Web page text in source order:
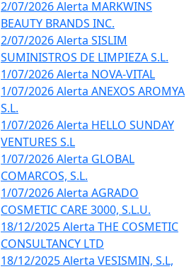
2/07/2026 Alerta MARKWINS
BEAUTY BRANDS INC.
2/07/2026 Alerta SISLIM
SUMINISTROS DE LIMPIEZA S.L.
1/07/2026 Alerta NOVA-VITAL
1/07/2026 Alerta ANEXOS AROMYA
S.L.
1/07/2026 Alerta HELLO SUNDAY
VENTURES S.L
1/07/2026 Alerta GLOBAL
COMARCOS, S.L.
1/07/2026 Alerta AGRADO
COSMETIC CARE 3000, S.L.U.
18/12/2025 Alerta THE COSMETIC
CONSULTANCY LTD
18/12/2025 Alerta VESISMIN, S.L,